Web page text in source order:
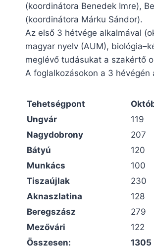
(koordinátora Benedek Imre),
(koordinátora Márku Sándor).
Az első 3 hétvége alkalmával
magyar nyelv (AUM),
meglévő tudásukat a szakértő
A foglalkozásokon a 3
Tehetségpont
Ungvár
119
Nagydobrony
207
Bátyú
120
Munkács
100
Tiszaújlak
230
Aknaszlatina
128
Beregszász
279
Mezővári
122
Összesen:
1305